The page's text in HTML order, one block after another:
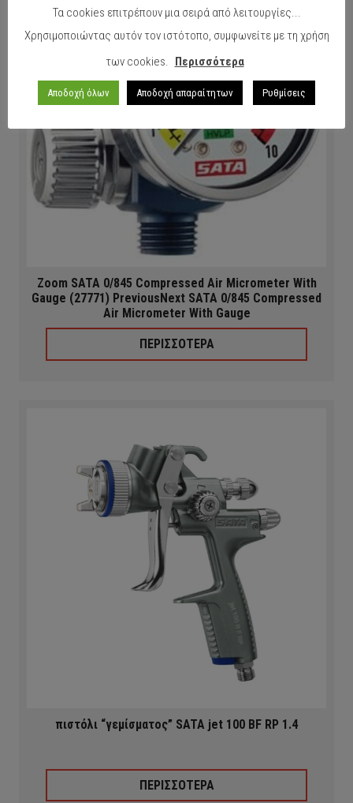
Zoom SATA 0/845 Compressed Air Micrometer With
Gauge (27771) PreviousNext SATA 0/845 Compressed
Air Micrometer With Gauge
ΠΕΡΙΣΣΟΤΕΡΑ
πιστόλι “γεμίσματος” SATA jet 100 BF RP 1.4
ΠΕΡΙΣΣΟΤΕΡΑ
Τα cookies επιτρέπουν μια σειρά από λειτουργίες...
Χρησιμοποιώντας αυτόν τον ιστότοπο, συμφωνείτε με τη χρήση
των cookies.
Περισσότερα
Αποδοχή όλων Αποδοχή απαραίτητων Ρυθμίσεις